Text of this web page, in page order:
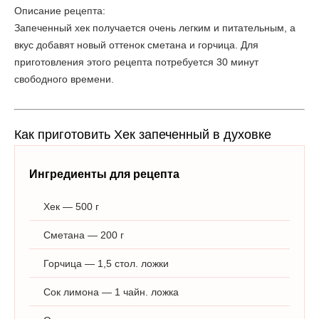
Описание рецепта:
Запеченный хек получается очень легким и питательным, а
вкус добавят новый оттенок сметана и горчица. Для
приготовления этого рецепта потребуется 30 минут
свободного времени.
Как приготовить Хек запеченный в духовке
Ингредиенты для рецепта
Хек — 500 г
Сметана — 200 г
Горчица — 1,5 стол. ложки
Сок лимона — 1 чайн. ложка